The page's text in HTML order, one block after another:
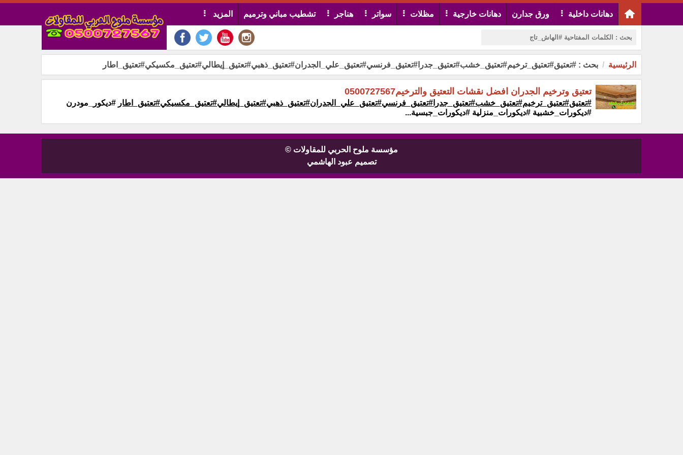
دهانات داخلية ورق جدارن دهانات خارجية مظلات سواتر هناجر تشطيب مباني وترميم المزيد
الرئيسية بحث : #تعتيق#تعتيق_ترخيم#تعتيق_خشب#تعتيق_جدرا#تعتيق_فرنسي#تعتيق_علي_الجدران#تعتيق_ذهبي#تعتيق‏‏_إيطالي#تعتيق_مكسيكي#تعتيق_اطار
تعتيق وترخيم الجدران افضل نقشات التعتيق والترخيم0500727567
#تعتيق#تعتيق_ترخيم#تعتيق_خشب#تعتيق_جدرا#تعتيق_فرنسي#تعتيق_علي_الجدران#تعتيق_ذهبي#تعتيق‏‏_إيطالي#تعتيق_مكسيكي#تعتيق_اطار #ديكور_مودرن
#ديكورات_خشبية #ديكورات_منزلية ‏‏#ديكورات_جبسية...
مؤسسة ملوح الحربي للمقاولات ©
تصميم عبود الهاشمي